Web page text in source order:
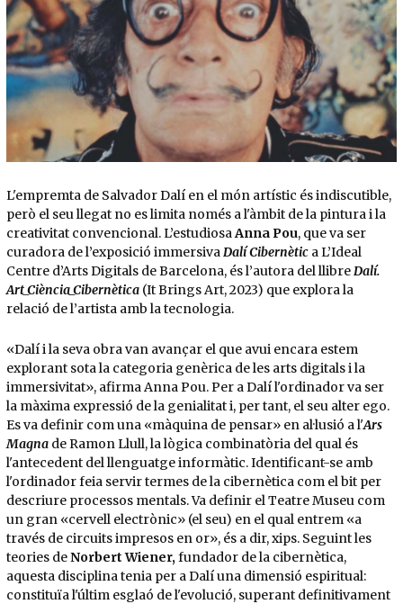
L'empremta de Salvador Dalí en el món artístic és indiscutible,
però el seu llegat no es limita només a l'àmbit de la pintura i la
creativitat convencional. L’estudiosaAnna Pou, que va ser
curadora de l’exposició immersivaDalí Cibernètic a L’Ideal
Centre d’Arts Digitals de Barcelona, és l’autora del llibreDalí.
Art_Ciència_Cibernètica (It Brings Art, 2023) que explora la
relació de l’artista amb la tecnologia.
«Dalí i la seva obra van avançar el que avui encara estem
explorant sota la categoria genèrica de les arts digitals i la
immersivitat», afirma Anna Pou. Per a Dalí l'ordinador va ser
la màxima expressió de la genialitat i, per tant, el seu alter ego.
Es va definir com una «màquina de pensar» en al·lusió a l'Ars
Magna de Ramon Llull, la lògica combinatòria del qual és
l'antecedent del llenguatge informàtic. Identificant-se amb
l'ordinador feia servir termes de la cibernètica com el bit per
descriure processos mentals. Va definir el Teatre Museu com
un gran «cervell electrònic» (el seu) en el qual entrem «a
través de circuits impresos en or», és a dir, xips. Seguint les
teories deNorbert Wiener,fundador de la cibernètica,
aquesta disciplina tenia per a Dalí una dimensió espiritual:
constituïa l'últim esglaó de l'evolució, superant definitivament